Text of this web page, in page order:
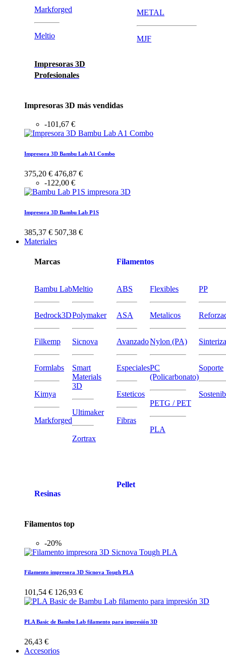
Markforged
Meltio
Impresoras 3D
Profesionales
METAL
MJF
Impresoras 3D más vendidas
-101,67 €
Impresora 3D Bambu Lab A1 Combo
375,20 € 476,87 €
-122,00 €
Impresora 3D Bambu Lab P1S
385,37 € 507,38 €
Materiales
Marcas
Bambu Lab
Bedrock3D
Filkemp
Formlabs
Kimya
Markforged
Meltio
Polymaker
Sicnova
Smart
Materials
3D
Ultimaker
Zortrax
Resinas
Filamentos
ABS
ASA
Avanzado
Especiales
Esteticos
Fibras
Flexibles
Metalicos
Nylon (PA)
PC
(Policarbonato)
PETG / PET
PLA
PP
Soporte
Pellet
Filamentos top
-20%
Filamento impresora 3D Sicnova Tough PLA
101,54 € 126,93 €
PLA Basic de Bambu Lab filamento para impresión 3D
26,43 €
Accesorios